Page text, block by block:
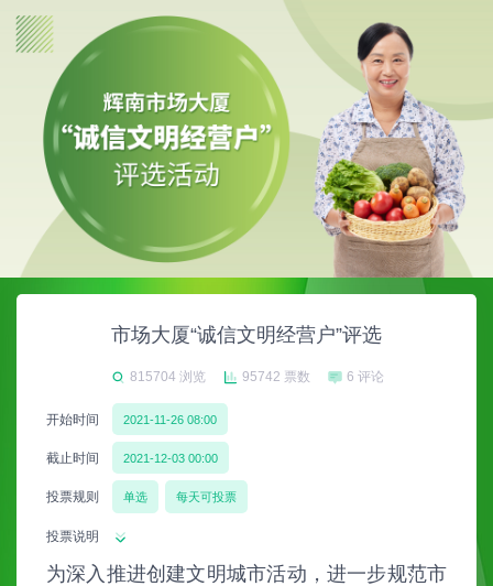
市场大厦“诚信文明经营户”评选
815704 浏览 95742 票数 6 评论
开始时间 2021-11-26 08:00
截止时间 2021-12-03 00:00
投票规则 单选 每天可投票
投票说明
为深入推进创建文明城市活动，进一步规范市